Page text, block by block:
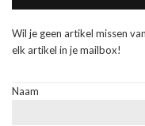
Wil je geen artikel missen
elk artikel in je mailbox!
Naam